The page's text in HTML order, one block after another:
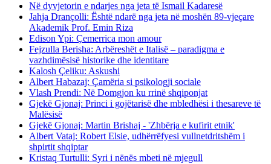
Në dyvjetorin e ndarjes nga jeta të Ismail Kadaresë
Jahja Drançolli: Është ndarë nga jeta në moshën 89-vjeçare
Akademik Prof. Emin Riza
Edison Ypi: Çemerrica mon amour
Fejzulla Berisha: Arbëreshët e Italisë – paradigma e
vazhdimësisë historike dhe identitare
Kalosh Çeliku: Askushi
Albert Habazaj: Çamëria si psikologji sociale
Vlash Prendi: Në Domgjon ku rrinë shqiponjat
Gjekë Gjonaj: Princi i gojëtarisë dhe mbledhësi i thesareve të
Malësisë
Gjekë Gjonaj: Martin Brishaj - 'Zhbërja e kufirit etnik'
Albert Vataj: Robert Elsie, udhërrëfyesi vullnetdritshëm i
shpirtit shqiptar
Kristaq Turtulli: Syri i nënës mbeti në mjegull